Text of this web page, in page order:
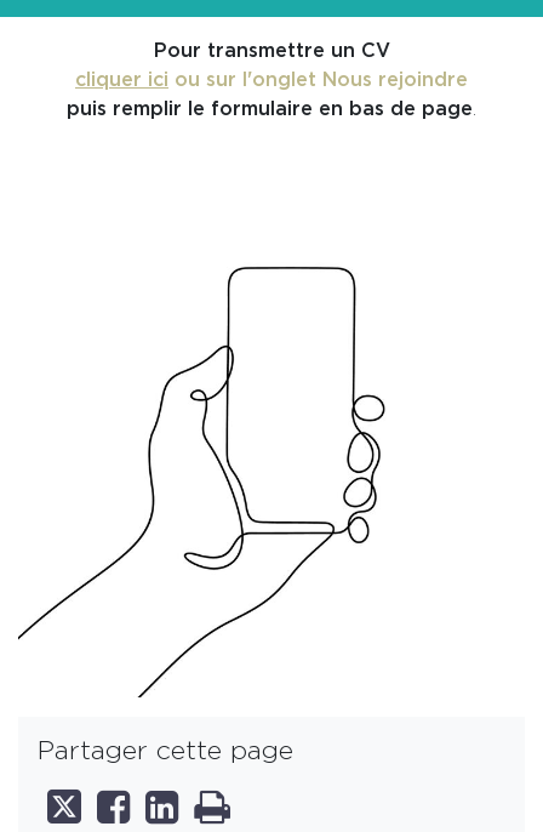
Pour transmettre un CV
cliquer ici ou sur l'onglet Nous rejoindre
puis remplir le formulaire en bas de page
Partager cette page